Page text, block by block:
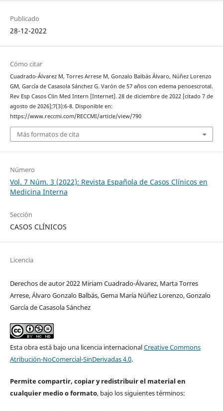
Publicado
28-12-2022
Cómo citar
Cuadrado-Álvarez M, Torres Arrese M, Gonzalo Balbás Álvaro, Núñez Lorenzo
GM, García de Casasola Sánchez G. Varón de 57 años con edema penoescrotal.
Rev Esp Casos Clin Med Intern [Internet]. 28 de diciembre de 2022 [citado 7 de
agosto de 2026];7(3):6-8. Disponible en:
https://www.reccmi.com/RECCMI/article/view/790
Más formatos de cita
Número
Vol. 7 Núm. 3 (2022): Revista Española de Casos Clínicos en
Medicina Interna
Sección
CASOS CLÍNICOS
Licencia
Derechos de autor 2022 Miriam Cuadrado-Álvarez, Marta Torres
Arrese, Álvaro Gonzalo Balbás, Gema María Núñez Lorenzo, Gonzalo
García de Casasola Sánchez
Esta obra está bajo una licencia internacionalCreative Commons
Atribución-NoComercial-SinDerivadas 4.0.
Permite compartir, copiar y redistribuir el material en
cualquier medio o formato, bajo los siguientes términos: